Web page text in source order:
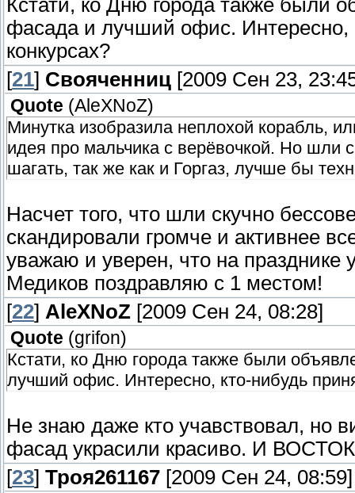
Кстати, ко Дню города также были
фасада и лучший офис. Интересно,
конкурсах?
[21] Свояченниц [2009 Сен 23,
Quote (AleXNoZ)
Минутка изобразила неплохой корабль,
идея про мальчика с верёвочкой. Но шли
шагать, так же как и Горгаз, лучше бы
Насчет того, что шли скучно
скандировали громче и активнее
уважаю и уверен, что на празднике
Медиков поздравляю с 1 местом!
[22] AleXNoZ [2009 Сен 24, 08:28]
Quote (grifon)
Кстати, ко Дню города также были
лучший офис. Интересно, кто-нибудь
Не знаю даже кто учавствовал, но
фасад украсили красиво. И
[23] Троя261167 [2009 Сен 24, 08:59]